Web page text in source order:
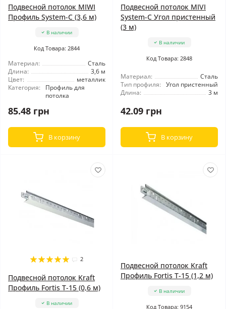
Подвесной потолок MIWI
Профиль System-C (3,6 м)
В наличии
Код Товара: 2844
Материал:
Сталь
Длина:
3,6 м
Цвет:
металлик
Категория:
Профиль для
потолка
85.48 грн
В корзину
Подвесной потолок MIVI
System-C Угол пристенный
(3 м)
В наличии
Код Товара: 2848
Материал:
Сталь
Тип профиля:
Угол пристенный
Длина:
3 м
42.09 грн
В корзину
2
Подвесной потолок Kraft
Профиль Fortis Т-15 (0,6 м)
В наличии
Подвесной потолок Kraft
Профиль Fortis Т-15 (1,2 м)
В наличии
Код Товара: 9154